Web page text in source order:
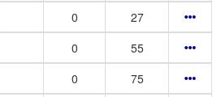
0
27
0
55
0
75